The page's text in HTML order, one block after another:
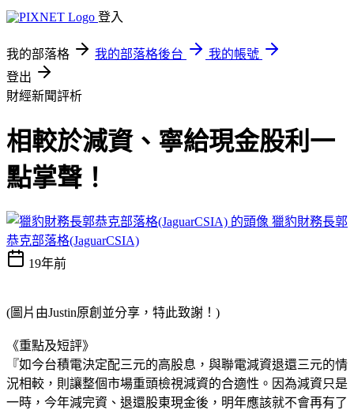
登入
我的部落格 我的部落格後台
我的帳號
登出
財經新聞評析
相較於減資、寧給現金股利一
點掌聲！
獵豹財務長郭
恭克部落格(JaguarCSIA)
19年前
(圖片由Justin原創並分享，特此致謝！)
《重點及短評》
『如今台積電決定配三元的高股息，與聯電減資退還三元的情
況相較，則讓整個市場重頭檢視減資的合適性。因為減資只是
一時，今年減完資、退還股東現金後，明年應該就不會再有了